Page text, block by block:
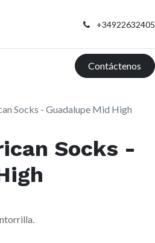
+34922632405
Contáctenos
Socks - Guadalupe Mid High
Socks -